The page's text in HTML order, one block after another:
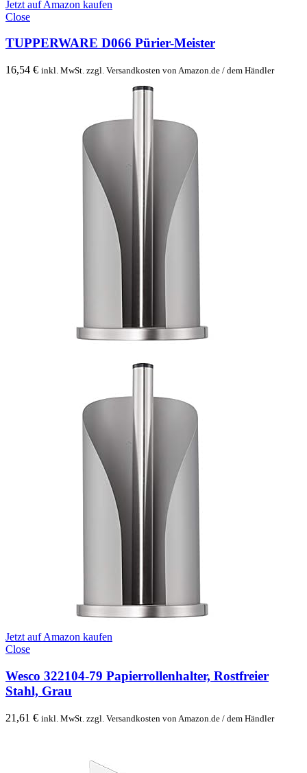
Jetzt auf Amazon kaufen
Close
TUPPERWARE D066 Pürier-Meister
16,54 € inkl. MwSt. zzgl. Versandkosten von Amazon.de / dem Händler
Jetzt auf Amazon kaufen
Close
Wesco 322104-79 Papierrollenhalter, Rostfreier
Stahl, Grau
21,61 € inkl. MwSt. zzgl. Versandkosten von Amazon.de / dem Händler